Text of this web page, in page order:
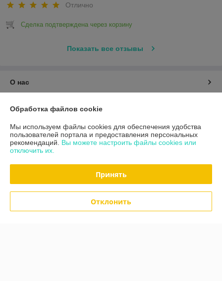
Отлично
Сделка подтверждена через корзину
Показать все отзывы
О нас
Контакты
Доставка и оплата
График работы
Политика обработки cookies
Обработка файлов cookie
Мы используем файлы cookies для обеспечения удобства
пользователей портала и предоставления персональных
рекомендаций. Вы можете настроить файлы cookies или
отключить их.
Принять
Отклонить